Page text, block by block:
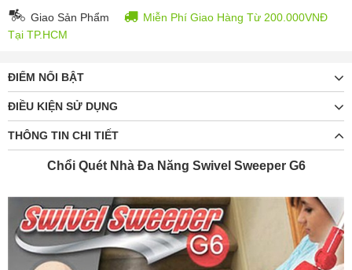
Giao Sản Phẩm
Miễn Phí Giao Hàng Từ 200.000VNĐ
Tại TP.HCM
ĐIỂM NỔI BẬT
ĐIỀU KIỆN SỬ DỤNG
THÔNG TIN CHI TIẾT
Chổi Quét Nhà Đa Năng Swivel Sweeper G6